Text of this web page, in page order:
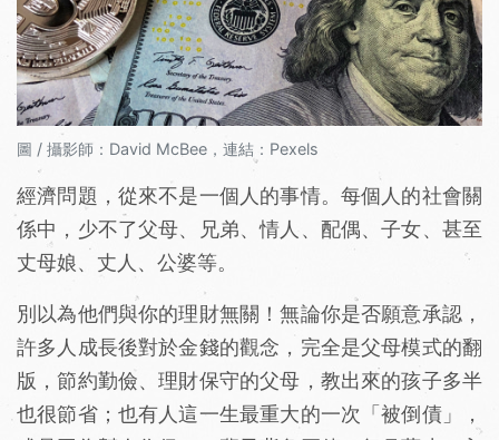
圖 / 攝影師：David McBee，連結：Pexels
經濟問題，從來不是一個人的事情。每個人的社會關
係中，少不了父母、兄弟、情人、配偶、子女、甚至
丈母娘、丈人、公婆等。
別以為他們與你的理財無關！無論你是否願意承認，
許多人成長後對於金錢的觀念，完全是父母模式的翻
版，節約勤儉、理財保守的父母，教出來的孩子多半
也很節省；也有人這一生最重大的一次「被倒債」，